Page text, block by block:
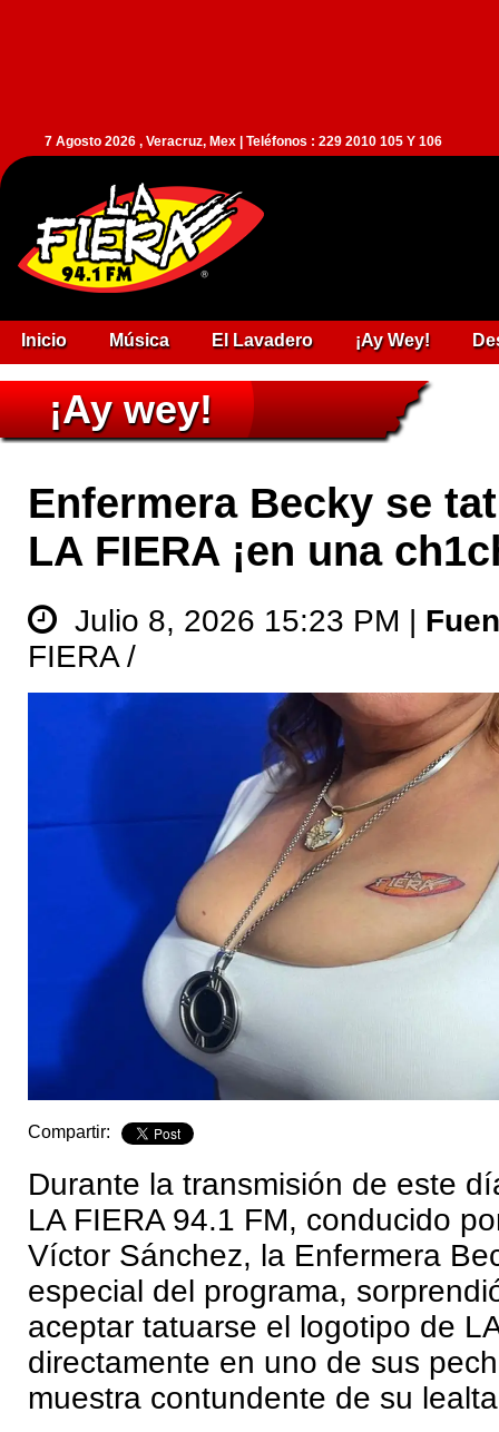
7 Agosto 2026 , Veracruz, Mex | Teléfonos : 229 2010 105 Y 106
Inicio Música El Lavadero ¡Ay Wey!
¡Ay wey!
Enfermera Becky se
LA FIERA ¡en una
Julio 8, 2026 15:23 PM |
FIERA /
Compartir:
Durante la transmisión de este
LA FIERA 94.1 FM, conducido
Víctor Sánchez, la Enfermera
especial del programa,
aceptar tatuarse el logotipo de
directamente en uno de sus
muestra contundente de su